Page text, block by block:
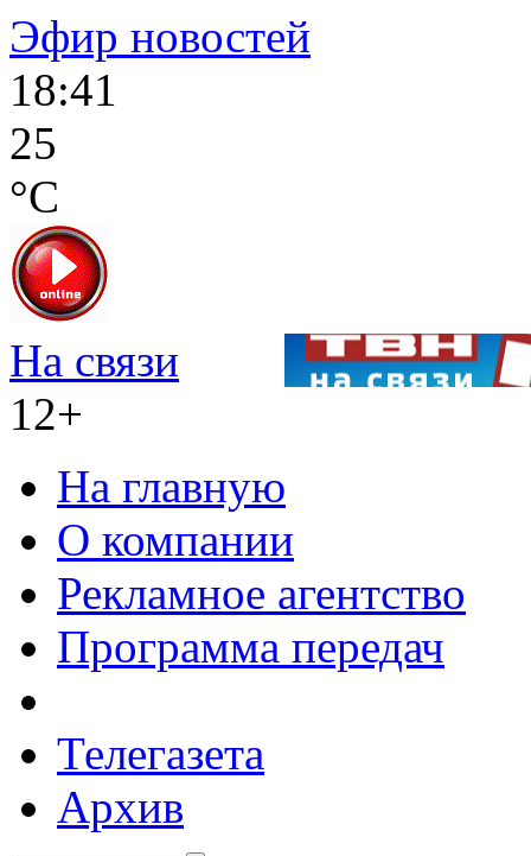
Эфир новостей
18:41
25
°C
На связи
12+
На главную
О компании
Рекламное агентство
Программа передач
Телегазета
Архив